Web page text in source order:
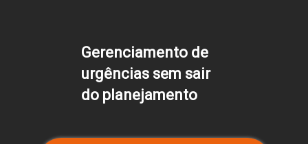
Gerenciamento de
urgências sem sair
do planejamento